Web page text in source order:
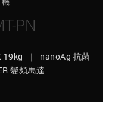
PN
19kg ｜ nanoAg 抗菌
變頻馬達